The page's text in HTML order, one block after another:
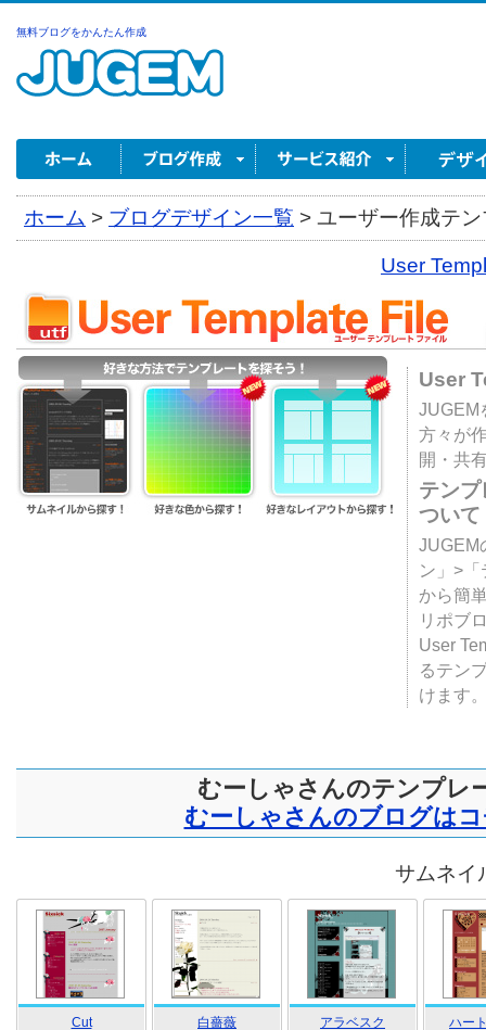
無料ブログをかんたん作成
ホーム > ブログデザイン一覧 > ユーザー作成テ
User
User
JUGEM
方々が
開・共
テン
ついて
JUGEM
ン」>
から簡
リポブ
User
るテン
けます
むーしゃさんのテンプレ
むーしゃさんのブログは
サムネイ
Cut 白薔薇 アラベスク ハー